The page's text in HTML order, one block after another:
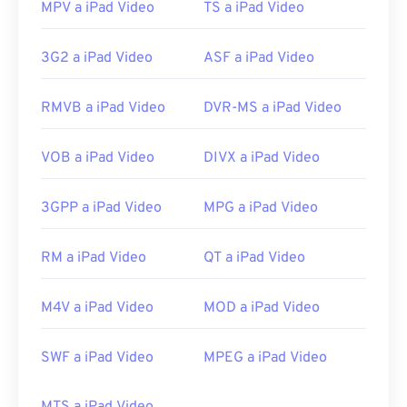
MPV a iPad Video TS a iPad Video
3G2 a iPad Video ASF a iPad Video
RMVB a iPad Video DVR-MS a iPad Video
VOB a iPad Video DIVX a iPad Video
3GPP a iPad Video MPG a iPad Video
RM a iPad Video QT a iPad Video
M4V a iPad Video MOD a iPad Video
SWF a iPad Video MPEG a iPad Video